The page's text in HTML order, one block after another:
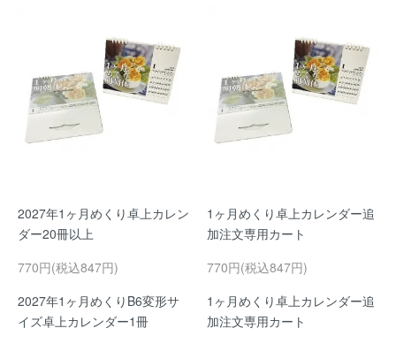
2027年1ヶ月めくり卓上カレン
ダー20冊以上
770円(税込847円)
2027年1ヶ月めくりB6変形サ
イズ卓上カレンダー1冊
1ヶ月めくり卓上カレンダー追
加注文専用カート
770円(税込847円)
1ヶ月めくり卓上カレンダー追
加注文専用カート